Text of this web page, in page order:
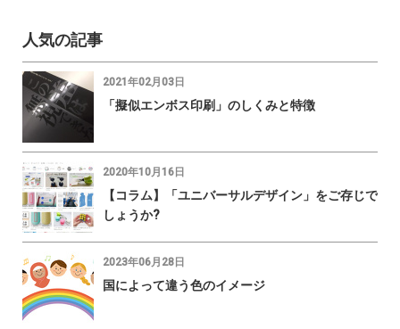
人気の記事
2021年02月03日
「擬似エンボス印刷」のしくみと特徴
2020年10月16日
【コラム】「ユニバーサルデザイン」をご存じで
しょうか?
2023年06月28日
国によって違う色のイメージ